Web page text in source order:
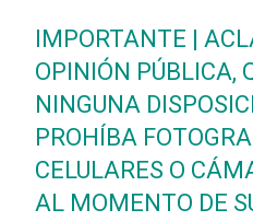
IMPORTANTE |
OPINIÓN PÚBLICA,
NINGUNA
PROHÍBA
CELULARES O
AL MOMENTO DE